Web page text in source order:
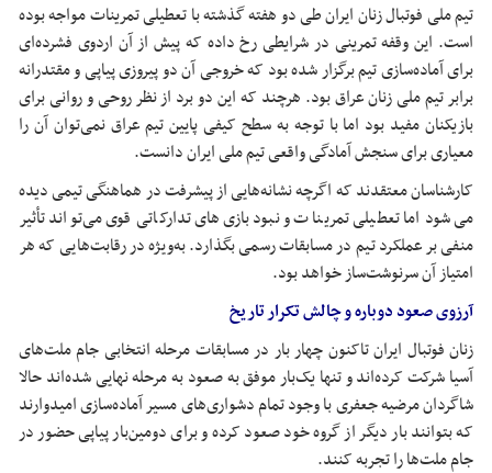
تیم ملی فوتبال زنان ایران طی دو هفته گذشته با تعطیلی تمرینات مواجه بوده
است. این وقفه تمرینی در شرایطی رخ داده که پیش از آن اردوی فشرده‌ای
برای آماده‌سازی تیم برگزار شده بود که خروجی آن دو پیروزی پیاپی و مقتدرانه
برابر تیم ملی زنان عراق بود. هرچند که این دو برد از نظر روحی و روانی برای
بازیکنان مفید بود اما با توجه به سطح کیفی پایین تیم عراق نمی‌توان آن را
معیاری برای سنجش آمادگی واقعی تیم ملی ایران دانست.
کارشناسان معتقدند که اگرچه نشانه‌هایی از پیشرفت در هماهنگی تیمی دیده
می‌شود اما تعطیلی تمرینات و نبود بازی‌های تدارکاتی قوی می‌تواند تأثیر
منفی بر عملکرد تیم در مسابقات رسمی بگذارد. به‌ویژه در رقابت‌هایی که هر
امتیاز آن سرنوشت‌ساز خواهد بود.
آرزوی صعود دوباره و چالش تکرار تاریخ
زنان فوتبال ایران تاکنون چهار بار در مسابقات مرحله انتخابی جام ملت‌های
آسیا شرکت کرده‌اند و تنها یک‌بار موفق به صعود به مرحله نهایی شده‌اند حالا
شاگردان مرضیه جعفری با وجود تمام دشواری‌های مسیر آماده‌سازی امیدوارند
که بتوانند بار دیگر از گروه خود صعود کرده و برای دومین‌بار پیاپی حضور در
جام ملت‌ها را تجربه کنند.